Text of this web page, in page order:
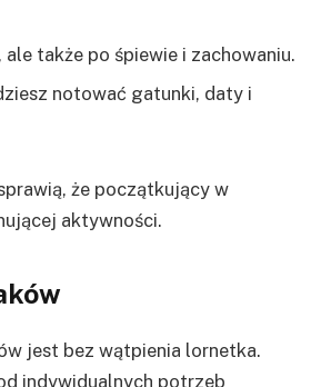
także po śpiewie i zachowaniu.
notować gatunki, daty i
że początkujący w
aktywności.
jest bez wątpienia lornetka.
indywidualnych potrzeb